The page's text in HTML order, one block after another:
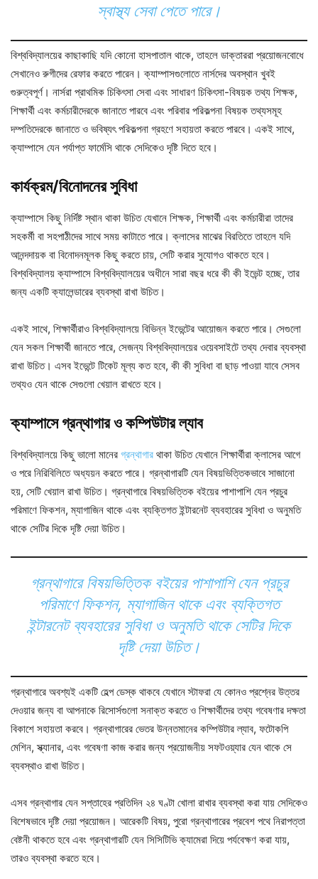
স্বাস্থ্য সেবা পেতে পারে।
বিশ্ববিদ্যালয়ের কাছাকাছি যদি কোনো হাসপাতাল থাকে, তাহলে ডাক্তাররা প্রয়োজনবোধে
সেখানেও রুগীদের রেফার করতে পারেন। ক্যাম্পাসগুলোতে নার্সদের অবস্থান খুবই
গুরুত্বপূর্ণ। নার্সরা প্রাথমিক চিকিৎসা সেবা এবং সাধারণ চিকিৎসা-বিষয়ক তথ্য শিক্ষক,
শিক্ষার্থী এবং কর্মচারীদেরকে জানাতে পারবে এবং পরিবার পরিকল্পনা বিষয়ক তথ্যসমূহ
দম্পতিদেরকে জানাতে ও ভবিষ্যৎ পরিকল্পনা গ্রহণে সহায়তা করতে পারবে। একই সাথে,
ক্যাম্পাসে যেন পর্যাপ্ত ফার্মেসি থাকে সেদিকেও দৃষ্টি দিতে হবে।
কার্যক্রম/বিনোদনের সুবিধা
ক্যাম্পাসে কিছু নির্দিষ্ট স্থান থাকা উচিত যেখানে শিক্ষক, শিক্ষার্থী এবং কর্মচারীরা তাদের
সহকর্মী বা সহপাঠীদের সাথে সময় কাটাতে পারে। ক্লাসের মাঝের বিরতিতে তাহলে যদি
আনন্দদায়ক বা বিনোদনমূলক কিছু করতে চায়, সেটি করার সুযোগও থাকতে হবে।
বিশ্ববিদ্যালয় ক্যাম্পাসে বিশ্ববিদ্যালয়ের অধীনে সারা বছর ধরে কী কী ইভেন্ট হচ্ছে, তার
জন্য একটি ক্যালেন্ডারের ব্যবস্থা রাখা উচিত।
একই সাথে, শিক্ষার্থীরাও বিশ্ববিদ্যালয়ে বিভিন্ন ইভেন্টের আয়োজন করতে পারে। সেগুলো
যেন সকল শিক্ষার্থী জানতে পারে, সেজন্য বিশ্ববিদ্যালয়ের ওয়েবসাইটে তথ্য দেবার ব্যবস্থা
রাখা উচিত। এসব ইভেন্টে টিকেট মূল্য কত হবে, কী কী সুবিধা বা ছাড় পাওয়া যাবে সেসব
তথ্যও যেন থাকে সেগুলো খেয়াল রাখতে হবে।
ক্যাম্পাসে গ্রন্থাগার ও কম্পিউটার ল্যাব
বিশ্ববিদ্যালয়ে কিছু ভালো মানের গ্রন্থাগার থাকা উচিত যেখানে শিক্ষার্থীরা ক্লাসের আগে
ও পরে নিরিবিলিতে অধ্যয়ন করতে পারে। গ্রন্থাগারটি যেন বিষয়ভিত্তিকভাবে সাজানো
হয়, সেটি খেয়াল রাখা উচিত। গ্রন্থাগারে বিষয়ভিত্তিক বইয়ের পাশাপাশি যেন প্রচুর
পরিমাণে ফিকশন, ম্যাগাজিন থাকে এবং ব্যক্তিগত ইন্টারনেট ব্যবহারের সুবিধা ও অনুমতি
থাকে সেটির দিকে দৃষ্টি দেয়া উচিত।
গ্রন্থাগারে বিষয়ভিত্তিক বইয়ের পাশাপাশি যেন প্রচুর
পরিমাণে ফিকশন, ম্যাগাজিন থাকে এবং ব্যক্তিগত
ইন্টারনেট ব্যবহারের সুবিধা ও অনুমতি থাকে সেটির দিকে
দৃষ্টি দেয়া উচিত।
গ্রন্থাগারে অবশ্যই একটি হেল্প ডেস্ক থাকবে যেখানে স্টাফরা যে কোনও প্রশ্নের উত্তর
দেওয়ার জন্য বা আপনাকে রিসোর্সগুলো সনাক্ত করতে ও শিক্ষার্থীদের তথ্য গবেষণার দক্ষতা
বিকাশে সহায়তা করবে। গ্রন্থাগারের ভেতর উন্নতমানের কম্পিউটার ল্যাব, ফটোকপি
মেশিন, স্ক্যানার, এবং গবেষণা কাজ করার জন্য প্রয়োজনীয় সফটওয়্যার যেন থাকে সে
ব্যবস্থাও রাখা উচিত।
এসব গ্রন্থাগার যেন সপ্তাহের প্রতিদিন ২৪ ঘণ্টা খোলা রাখার ব্যবস্থা করা যায় সেদিকেও
বিশেষভাবে দৃষ্টি দেয়া প্রয়োজন। আরেকটি বিষয়, পুরো গ্রন্থাগারের প্রবেশ পথে নিরাপত্তা
বেষ্টনী থাকতে হবে এবং গ্রন্থাগারটি যেন সিসিটিভি ক্যামেরা দিয়ে পর্যবেক্ষণ করা যায়,
তারও ব্যবস্থা করতে হবে।